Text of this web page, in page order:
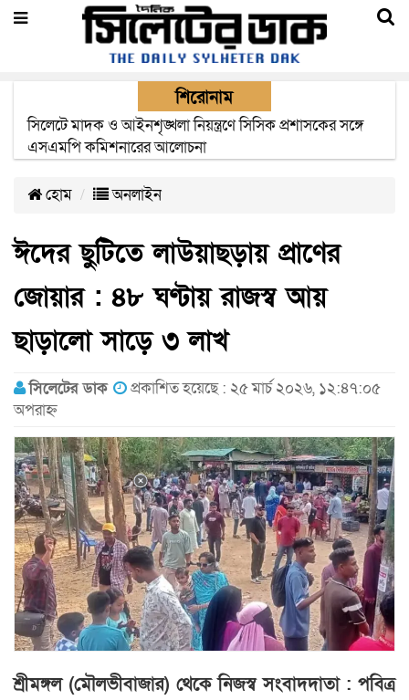
শিরোনাম
সিম কোম্পানীগুলোর মেয়াদের বাহানা বন্ধের দাবীতে মশাল
মিছিল
হোম অনলাইন
ঈদের ছুটিতে লাউয়াছড়ায় প্রাণের
জোয়ার : ৪৮ ঘণ্টায় রাজস্ব আয়
ছাড়ালো সাড়ে ৩ লাখ
সিলেটের ডাক
প্রকাশিত হয়েছে : ২৫ মার্চ ২০২৬, ১২:৪৭:০৫
অপরাহ্ন
শ্রীমঙ্গল (মৌলভীবাজার) থেকে নিজস্ব সংবাদদাতা : পবিত্র